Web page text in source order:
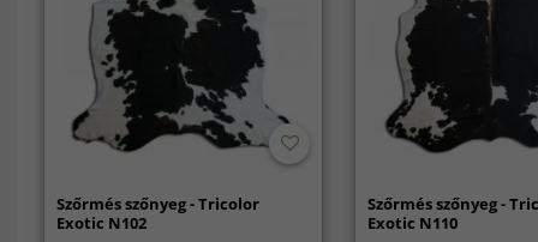
Szőrmés szőnyeg - Tricolor
Exotic N102
Szőrmés szőnyeg -
Exotic N110